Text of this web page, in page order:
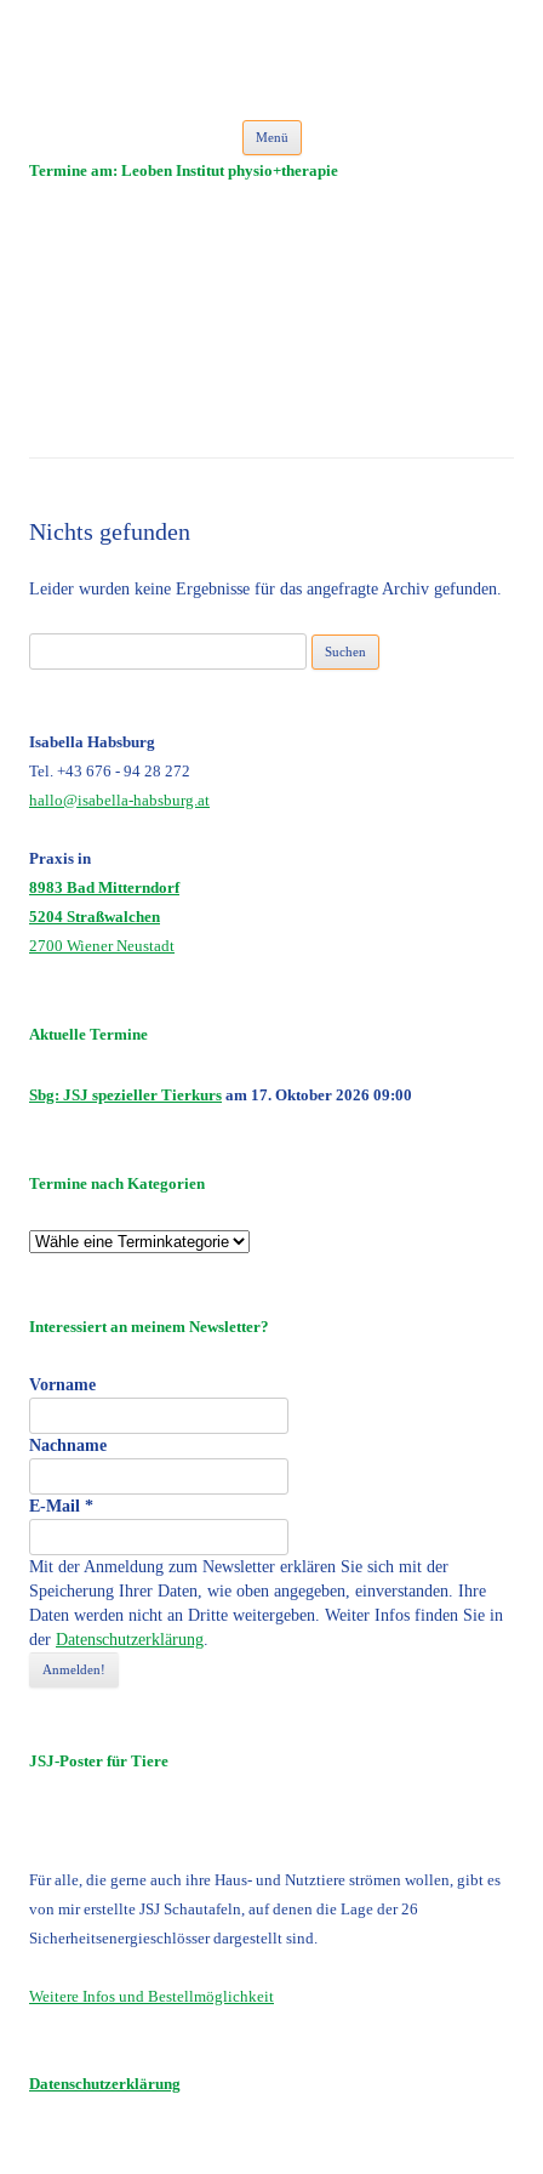
Menü Zum Inhalt springen
Termine am: Leoben Institut physio+therapie
Nichts gefunden
Leider wurden keine Ergebnisse für das angefragte Archiv gefunden.
nach:
Isabella Habsburg
Tel. +43 676 - 94 28 272
hallo@isabella-habsburg.at
Praxis in
8983 Bad Mitterndorf
5204 Straßwalchen
2700 Wiener Neustadt
Aktuelle Termine
Sbg: JSJ spezieller Tierkurs am 17. Oktober 2026 09:00
Termine nach Kategorien
Interessiert an meinem Newsletter?
Vorname
Nachname
E-Mail *
Mit der Anmeldung zum Newsletter erklären Sie sich mit der
Speicherung Ihrer Daten, wie oben angegeben, einverstanden. Ihre
Daten werden nicht an Dritte weitergeben. Weiter Infos finden Sie in
der Datenschutzerklärung.
JSJ-Poster für Tiere
Für alle, die gerne auch ihre Haus- und Nutztiere strömen wollen, gibt es
von mir erstellte JSJ Schautafeln, auf denen die Lage der 26
Sicherheitsenergieschlösser dargestellt sind.
Weitere Infos und Bestellmöglichkeit
Datenschutzerklärung